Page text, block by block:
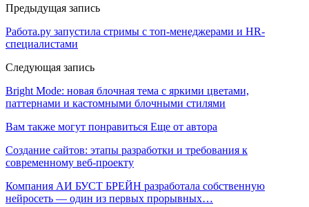
Предыдущая запись
Работа.ру запустила стримы с топ-менеджерами и HR-
специалистами
Следующая запись
Bright Mode: новая блочная тема с яркими цветами,
паттернами и кастомными блочными стилями
Вам также могут понравиться Еще от автора
Создание сайтов: этапы разработки и требования к
современному веб-проекту
Компания АИ БУСТ БРЕЙН разработала собственную
нейросеть — один из первых прорывных…